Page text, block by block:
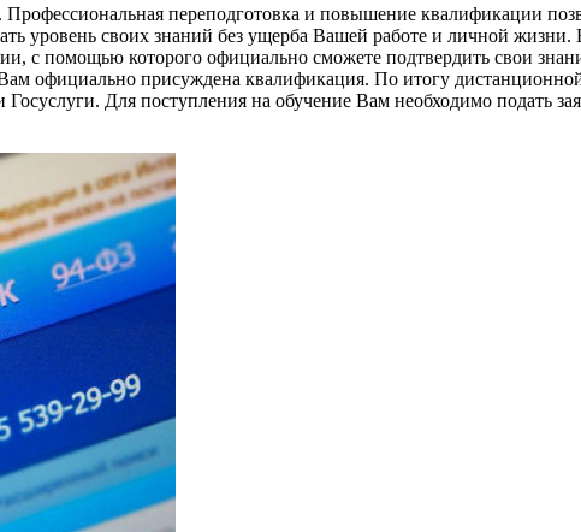
переподготовка и повышение квалификации
уровень своих знаний без ущерба Вашей работе и личной
с помощью которого официально сможете подтвердить свои
официально присуждена квалификация. По итогу
Для поступления на обучение Вам необходимо подать